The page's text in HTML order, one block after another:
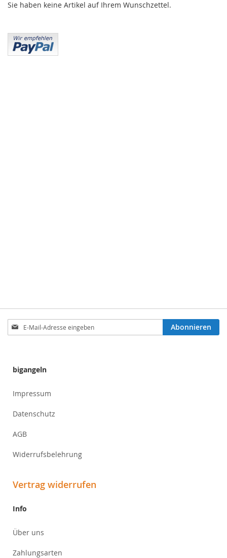
Sie haben keine Artikel auf Ihrem Wunschzettel.
Anmeldung
zum
Abonnieren
bigangeln
Impressum
Datenschutz
AGB
Widerrufsbelehrung
Vertrag widerrufen
Info
Über uns
Zahlungsarten